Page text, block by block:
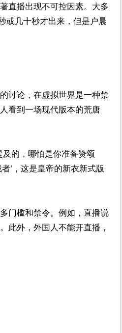
直播出现不可控因素。大多
或几十秒才出来，但是户晨
讨论，在虚拟世界是一种禁
看到一场现代版本的荒唐
的，哪怕是你准备赞颂
’，这是皇帝的新衣新式版
门槛和禁令。例如，直播说
此外，外国人不能开直播，